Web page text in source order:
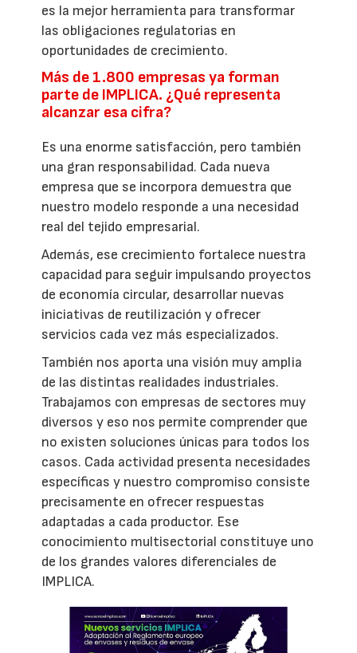
es la mejor herramienta para transformar
las obligaciones regulatorias en
oportunidades de crecimiento.
Más de 1.800 empresas ya forman
parte de IMPLICA. ¿Qué representa
alcanzar esa cifra?
Es una enorme satisfacción, pero también
una gran responsabilidad. Cada nueva
empresa que se incorpora demuestra que
nuestro modelo responde a una necesidad
real del tejido empresarial.
Además, ese crecimiento fortalece nuestra
capacidad para seguir impulsando proyectos
de economía circular, desarrollar nuevas
iniciativas de reutilización y ofrecer
servicios cada vez más especializados.
También nos aporta una visión muy amplia
de las distintas realidades industriales.
Trabajamos con empresas de sectores muy
diversos y eso nos permite comprender que
no existen soluciones únicas para todos los
casos. Cada actividad presenta necesidades
específicas y nuestro compromiso consiste
precisamente en ofrecer respuestas
adaptadas a cada productor. Ese
conocimiento multisectorial constituye uno
de los grandes valores diferenciales de
IMPLICA.